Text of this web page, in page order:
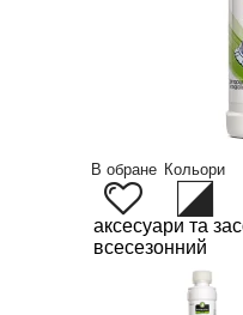
В обране Кольори
аксесуари та
всесезонний